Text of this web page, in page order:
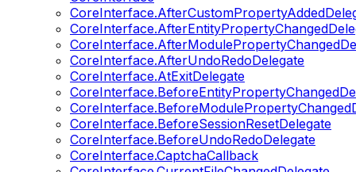
CoreInterface.AfterUndoRedoDelegate
CoreInterface.AtExitDelegate
CoreInterface.BeforeSessionResetDelegate
CoreInterface.BeforeUndoRedoDelegate
CoreInterface.CaptchaCallback